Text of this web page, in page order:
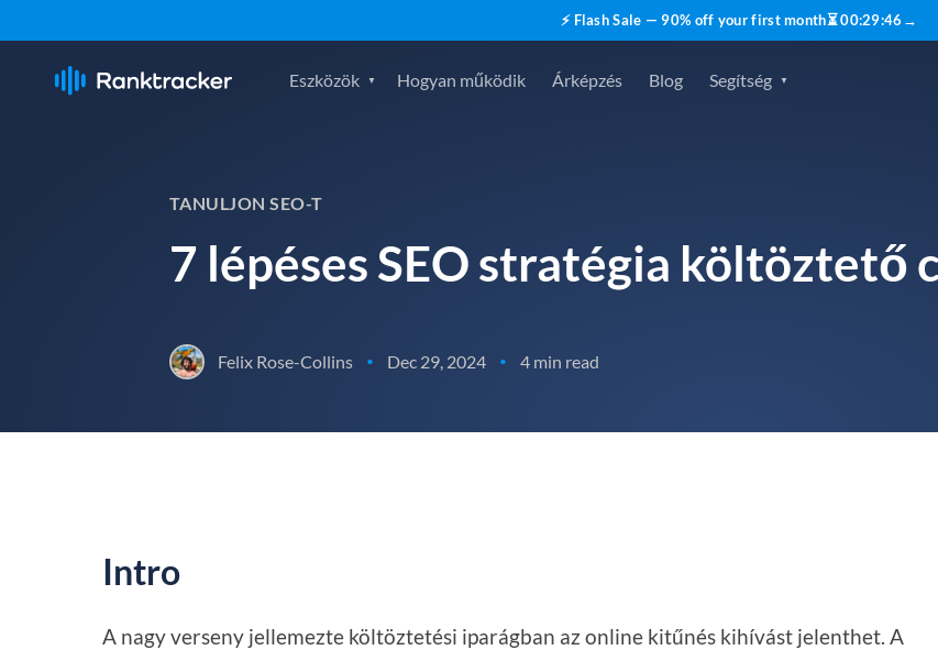
⚡ Flash Sale — 90% off your first month⏳00:29:45 →
Eszközök Hogyan működik Árképzés Blog Segítség
TANULJON SEO-T
7 lépéses SEO stratégia költöztető
Felix Rose-Collins • Dec 29, 2024 • 4 min read
Intro
A nagy verseny jellemezte költöztetési iparágban az online kitűnés kihívást jelenthet. A